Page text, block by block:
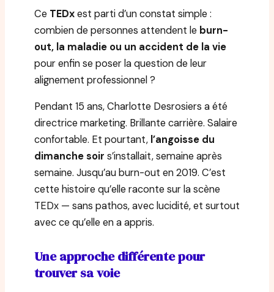
Ce TEDxest parti d’un constat simple :
combien de personnes attendent le burn-
out, la maladie ou un accident de la vie
pour enfin se poser la question de leur
alignement professionnel ?
Pendant 15 ans, Charlotte Desrosiers a été
directrice marketing. Brillante carrière. Salaire
confortable. Et pourtant, l’angoisse du
dimanche soir s’installait, semaine après
semaine. Jusqu’au burn-out en 2019. C’est
cette histoire qu’elle raconte sur la scène
TEDx — sans pathos, avec lucidité, et surtout
avec ce qu’elle en a appris.
Une approche différente pour
trouver sa voie